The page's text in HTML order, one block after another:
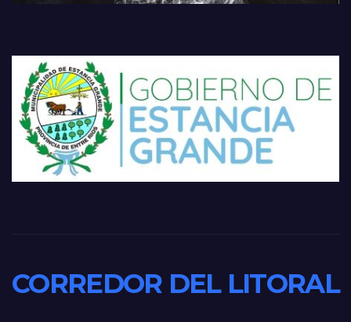
CORREDOR DEL LITORAL